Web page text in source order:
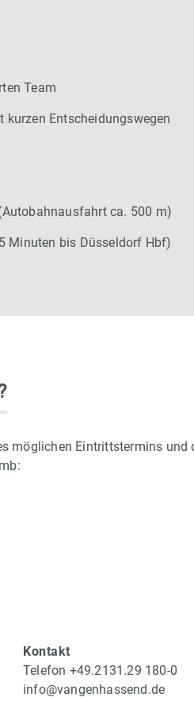
Team
Entscheidungswegen
ca. 500 m)
Minuten bis Düsseldorf Hbf)
möglichen Eintrittstermins und
Kontakt
Telefon +49.2131.29 180-0
info@vangenhassend.de